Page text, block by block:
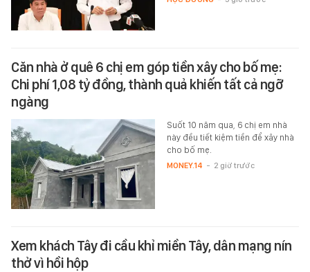
Căn nhà ở quê 6 chị em góp tiền xây cho bố mẹ:
Chi phí 1,08 tỷ đồng, thành quả khiến tất cả ngỡ
ngàng
Suốt 10 năm qua, 6 chị em nhà
này đều tiết kiệm tiền để xây nhà
cho bố mẹ.
MONEY.14 - 2 giờ trước
Xem khách Tây đi cầu khỉ miền Tây, dân mạng nín
thở vì hồi hộp